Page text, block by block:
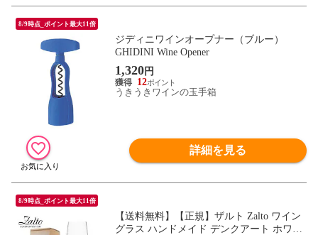
8/9時点_ポイント最大11倍
ジディニワインオープナー（ブルー）
GHIDINI Wine Opener
1,320円
12
うきうきワインの玉手箱
詳細を見る
8/9時点_ポイント最大11倍
【送料無料】【正規】ザルト Zalto ワイン
グラス ハンドメイド デンクアート ホワイ